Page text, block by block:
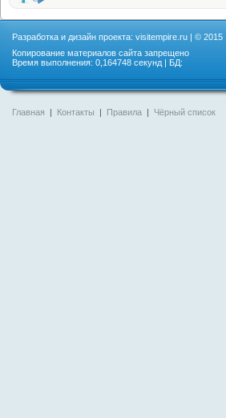
Разработка и дизайн проекта: visitempire.ru | © 2015
Копирование материалов сайта запрещено
Время выполнения: 0,164748 секунд | БД:
Главная | Контакты | Правила | Чёрный список